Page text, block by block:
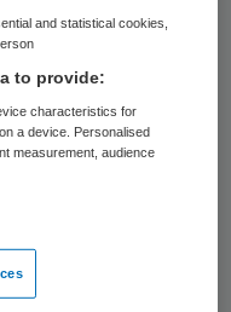
ondersteuning
volgensActiZ
De
langere tijd
vrezen dat er
ontstaan.
and statistical cookies,
to provide:
characteristics for
a device. Personalised
measurement, audience